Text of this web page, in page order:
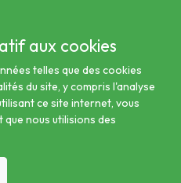
Homéopathie
aux cookies
telles que des cookies
du site, y compris l'analyse
ce site internet, vous
nous utilisions des